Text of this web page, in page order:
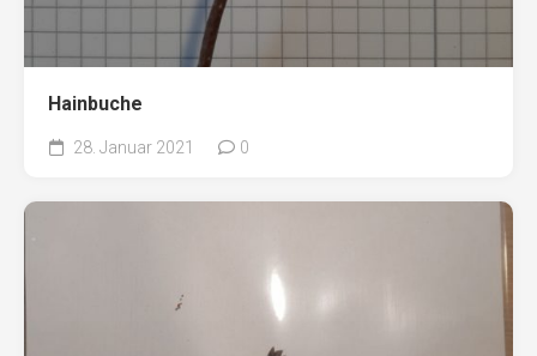
Hainbuche
28. Januar 2021 0